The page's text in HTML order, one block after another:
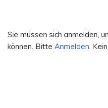
Sie müssen sich anmelden,
können. Bitte Anmelden.